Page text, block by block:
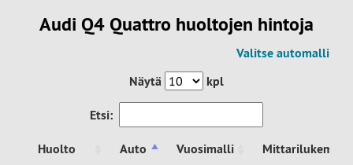
Audi Q4 Quattro huoltojen hintoja
Valitse automalli
Näytä
kpl
Etsi:
Huolto Auto Vuosimalli
Mittarilukema